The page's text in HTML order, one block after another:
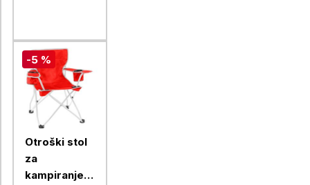
-5 %
Otroški stol
za
kampiranje